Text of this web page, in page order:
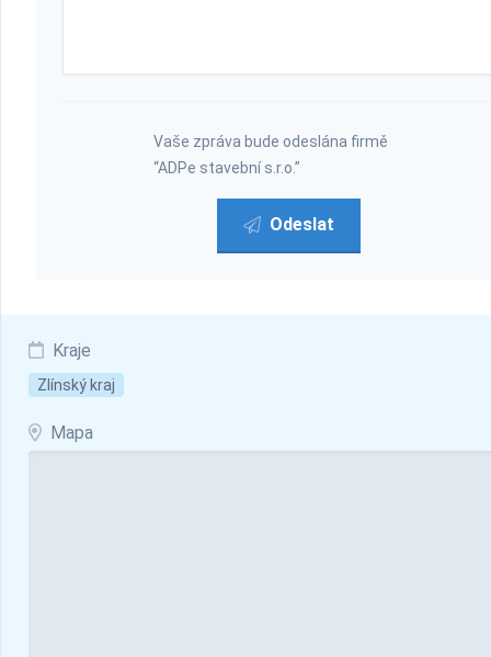
Kraje
Zlínský kraj
Mapa
Vaše zpráva bude odeslána firmě
“ADPe stavební s.r.o.”
Odeslat